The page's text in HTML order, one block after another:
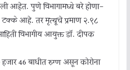
आहेत. पुणे विभागामध्ये बरे होणा-
टक्के आहे. तर मृत्यूचे प्रमाण २.९८
विभागीय आयुक्त डॉ. दीपक
46 बाधीत रुग्ण असून कोरोना